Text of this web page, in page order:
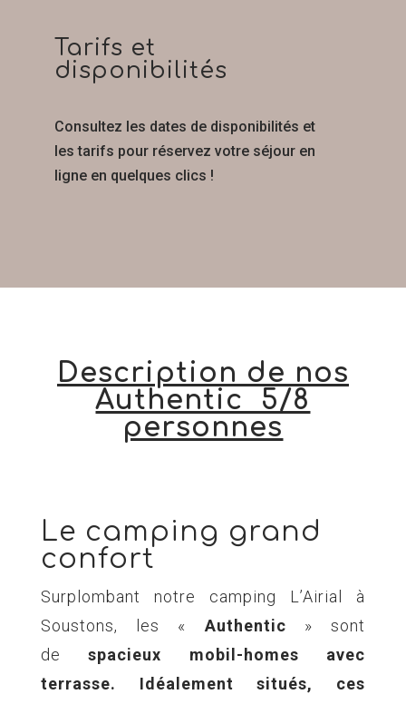
Tarifs et
disponibilités
Consultez les dates de disponibilités et
les tarifs pour réservez votre séjour en
ligne en quelques clics !
Description de nos
Authentic 5/8
personnes
Le camping grand
confort
Surplombant notre camping L’Airial à
Soustons, les « Authentic » sont
despacieux mobil-homes avec
terrasse. Idéalement situés, ces